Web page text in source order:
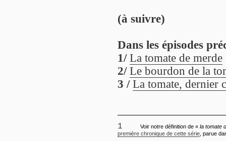
(à suivre)
Dans les épisodes
1/ La tomate de merde
2/ Le bourdon de la
3 / La tomate, dernier
1 Voir notre définition de « la tomate
première chronique de cette série , parue